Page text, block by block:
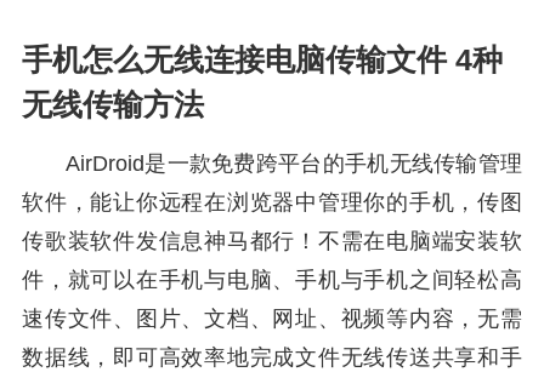
手机怎么无线连接电脑传输文件 4种
无线传输方法
AirDroid是一款免费跨平台的手机无线传输管理
软件，能让你远程在浏览器中管理你的手机，传图
传歌装软件发信息神马都行！不需在电脑端安装软
件，就可以在手机与电脑、手机与手机之间轻松高
速传文件、图片、文档、网址、视频等内容，无需
数据线，即可高效率地完成文件无线传送共享和手